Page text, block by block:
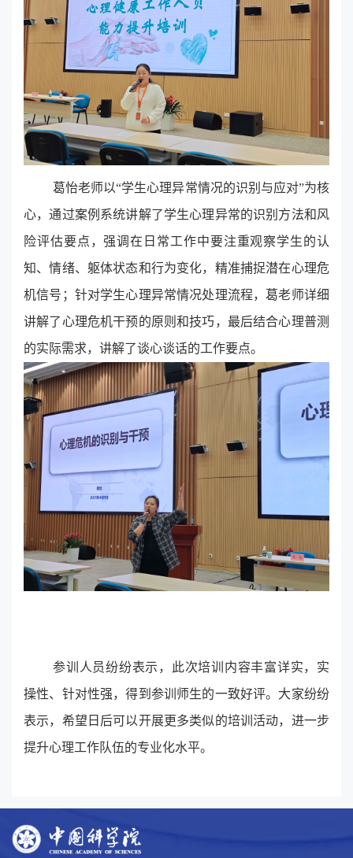
葛怡老师以“学生心理异常情况的识别与应对”为核
心，通过案例系统讲解了学生心理异常的识别方法和风
险评估要点，强调在日常工作中要注重观察学生的认
知、情绪、躯体状态和行为变化，精准捕捉潜在心理危
机信号；针对学生心理异常情况处理流程，葛老师详细
讲解了心理危机干预的原则和技巧，最后结合心理普测
的实际需求，讲解了谈心谈话的工作要点。
参训人员纷纷表示，此次培训内容丰富详实，实
操性、针对性强，得到参训师生的一致好评。大家纷纷
表示，希望日后可以开展更多类似的培训活动，进一步
提升心理工作队伍的专业化水平。